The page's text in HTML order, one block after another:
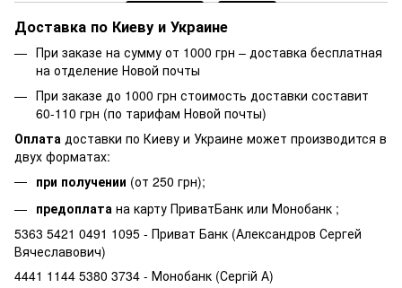
Доставка по Киеву и Украине
При заказе на сумму от 1000 грн – доставка бесплатная
на отделение Новой почты
При заказе до 1000 грн стоимость доставки составит
60-110 грн (по тарифам Новой почты)
Оплата доставки по Киеву и Украине может производится в
двух форматах:
при получении (от 250 грн);
предоплата на карту ПриватБанк или Монобанк ;
5363 5421 0491 1095 - Приват Банк (Александров Сергей
Вячеславович)
4441 1144 5380 3734 - Монобанк (Сергій А)